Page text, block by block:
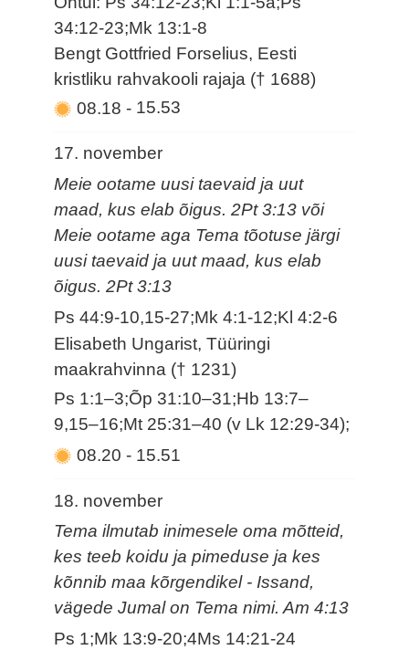
34:12-23;Mk 13:1-8
Bengt Gottfried Forselius, Eesti
kristliku rahvakooli rajaja († 1688)
08.18- 15.53
17. november
Meie ootame uusi taevaid ja uut
maad, kus elab õigus. 2Pt 3:13 või
Meie ootame aga Tema tõotuse järgi
uusi taevaid ja uut maad, kus elab
õigus. 2Pt 3:13
Ps 44:9-10,15-27;Mk 4:1-12;Kl 4:2-6
Elisabeth Ungarist, Tüüringi
maakrahvinna († 1231)
Ps 1:1–3;Õp 31:10–31;Hb 13:7–
9,15–16;Mt 25:31–40 (v Lk 12:29-34);
08.20- 15.51
18. november
Tema ilmutab inimesele oma mõtteid,
kes teeb koidu ja pimeduse ja kes
kõnnib maa kõrgendikel - Issand,
vägede Jumal on Tema nimi. Am 4:13
Ps 1;Mk 13:9-20;4Ms 14:21-24